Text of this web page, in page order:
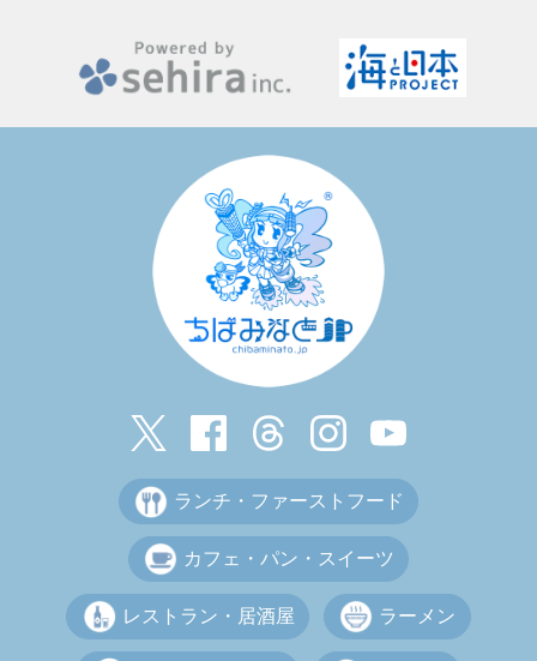
ランチ・ファーストフード
カフェ・パン・スイーツ
レストラン・居酒屋 ラーメン